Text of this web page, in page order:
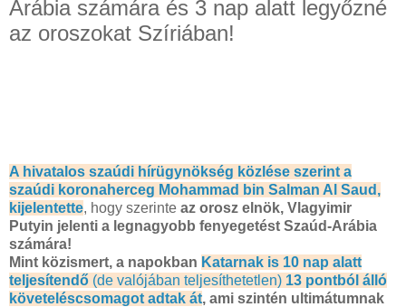
Arábia számára és 3 nap alatt legyőzné
az oroszokat Szíriában!
A hivatalos szaúdi hírügynökség közlése szerint a
szaúdi koronaherceg Mohammad bin Salman Al Saud,
kijelentette, hogy szerinte az orosz elnök, Vlagyimir
Putyin jelenti a legnagyobb fenyegetést Szaúd-Arábia
számára!
Mint közismert, a napokban Katarnak is 10 nap alatt
teljesítendő (de valójában teljesíthetetlen) 13 pontból álló
követeléscsomagot adtak át, ami szintén ultimátumnak